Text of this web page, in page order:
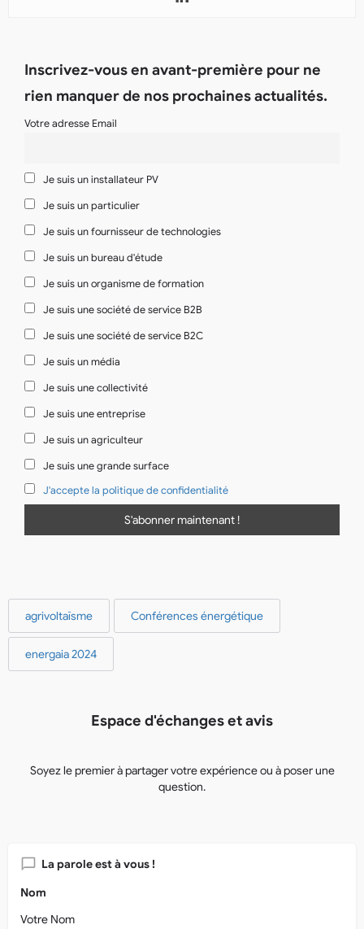
Inscrivez-vous en avant-première pour ne
rien manquer de nos prochaines actualités.
Votre adresse Email
Je suis un installateur PV
Je suis un particulier
Je suis un fournisseur de technologies
Je suis un bureau d'étude
Je suis un organisme de formation
Je suis une société de service B2B
Je suis une société de service B2C
Je suis un média
Je suis une collectivité
Je suis une entreprise
Je suis un agriculteur
Je suis une grande surface
J'accepte la politique de confidentialité
agrivoltaïsme Conférences énergétique
energaia 2024
Espace d'échanges et avis
Soyez le premier à partager votre expérience ou à poser une
question.
La parole est à vous !
Nom